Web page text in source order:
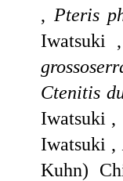
, Pteris
Iwatsuki ,
Ctenitis
Iwatsuki ,
Iwatsuki ,
Kuhn)